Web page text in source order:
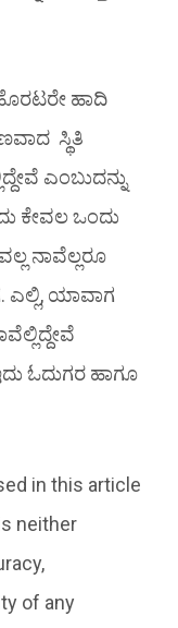
ಹಾದಿ
ಸ್ಥಿತಿ
ಎಂಬುದನ್ನು
ಕೇವಲ ಒಂದು
ನಾವೆಲ್ಲರೂ
ಎಲ್ಲಿ, ಯಾವಾಗ
ಓದುಗರ ಹಾಗೂ
in this article
neither
of any